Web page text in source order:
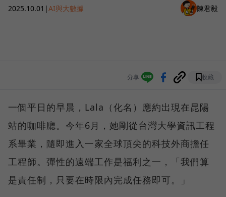
2025.10.01 |AI與大數據 陳君毅
分享 收藏
一個平日的早晨，Lala（化名）應約出現在昆陽
站的咖啡廳。今年6月，她剛從台灣大學資訊工程
系畢業，隨即進入一家全球頂尖的科技外商擔任
工程師。彈性的遠端工作是福利之一，「我們算
是責任制，只要在時限內完成任務即可。」